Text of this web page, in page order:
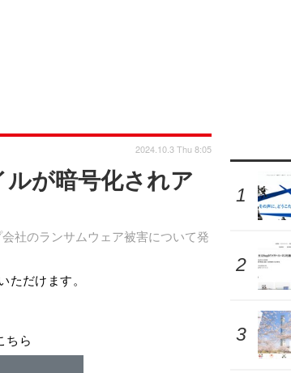
が暗号化されア
社のランサムウェア被害について発
2024.10.3 Thu 8:05
だけます。
ちら